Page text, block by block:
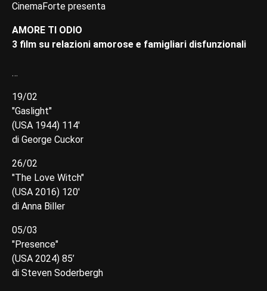
CinemaForte presenta
AMORE TI ODIO
3 film su relazioni amorose e famigliari disfunzionali
…
19/02
"Gaslight"
(USA 1944) 114'
di George Cuckor
26/02
"The Love Witch"
(USA 2016) 120'
di Anna Biller
05/03
"Presence"
(USA 2024) 85’
di Steven Soderbergh